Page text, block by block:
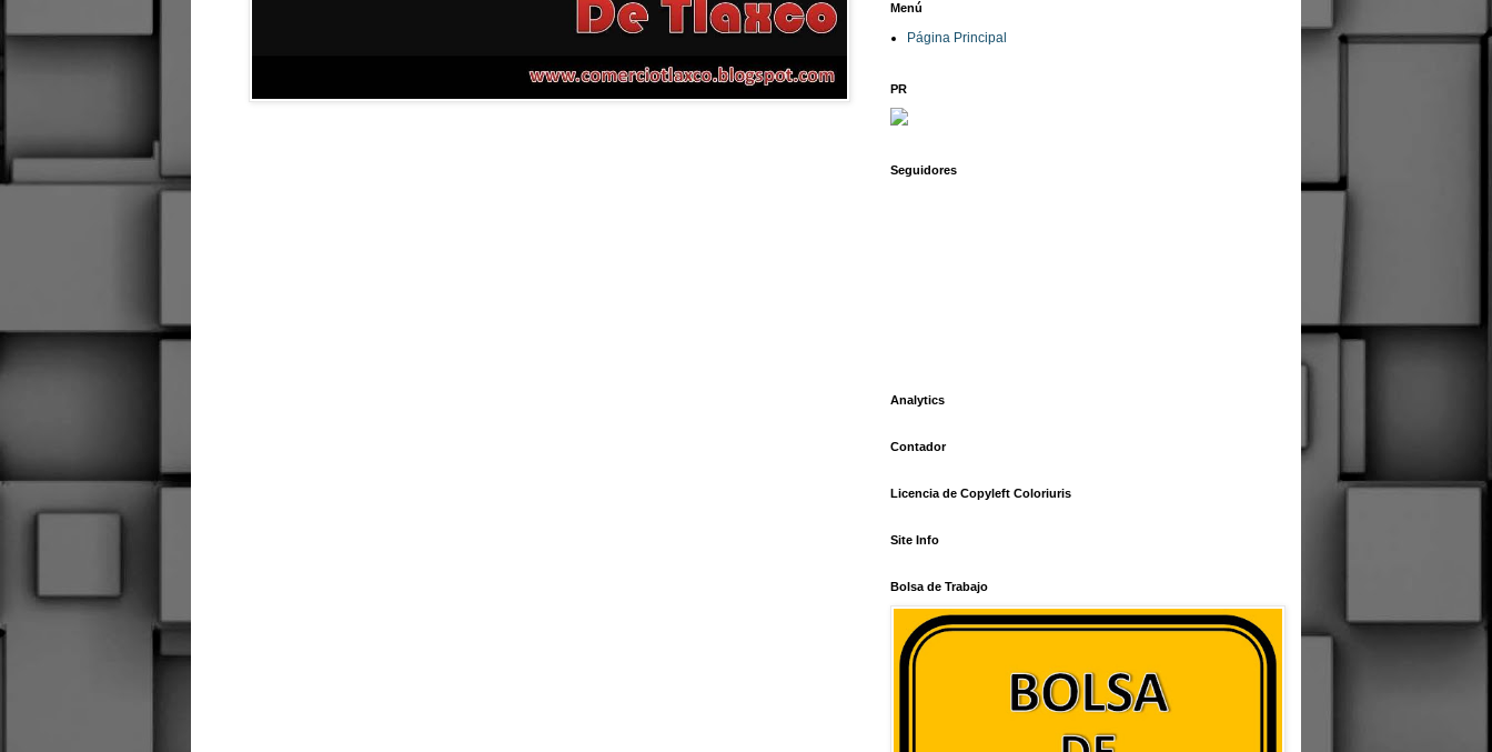
Menú
Página Principal
PR
Seguidores
Analytics
Contador
Licencia de Copyleft Coloriuris
Site Info
Bolsa de Trabajo